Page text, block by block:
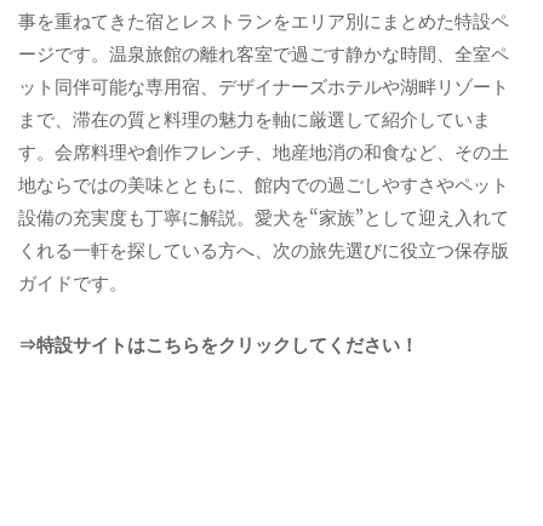
事を重ねてきた宿とレストランをエリア別にまとめた特設ペ
ージです。温泉旅館の離れ客室で過ごす静かな時間、全室ペ
ット同伴可能な専用宿、デザイナーズホテルや湖畔リゾート
まで、滞在の質と料理の魅力を軸に厳選して紹介していま
す。会席料理や創作フレンチ、地産地消の和食など、その土
地ならではの美味とともに、館内での過ごしやすさやペット
設備の充実度も丁寧に解説。愛犬を“家族”として迎え入れて
くれる一軒を探している方へ、次の旅先選びに役立つ保存版
ガイドです。
⇒特設サイトはこちらをクリックしてください！